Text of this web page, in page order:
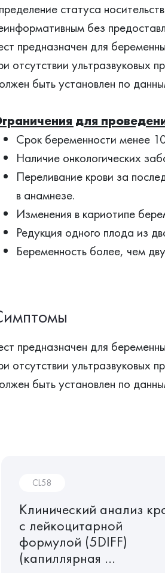
статуса
без
предназначен для
отсутствии ультразвуковых
быть установлен по
для
Срок беременности менее
Наличие онкологических
Переливание крови за
в анамнезе.
Изменения в кариотипе
Редукция одного плода из
Беременность более, чем
предназначен для
отсутствии ультразвуковых
быть установлен по
CL58
Клинический анализ
с лейкоцитарной
формулой (5DIFF)
(капиллярная ...